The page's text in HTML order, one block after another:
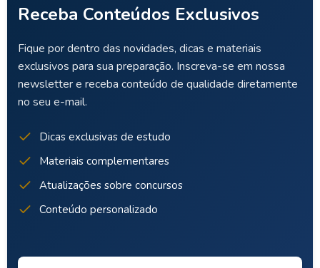
Receba Conteúdos Exclusivos
Fique por dentro das novidades, dicas e materiais
exclusivos para sua preparação. Inscreva-se em nossa
newsletter e receba conteúdo de qualidade diretamente
no seu e-mail.
Dicas exclusivas de estudo
Materiais complementares
Atualizações sobre concursos
Conteúdo personalizado